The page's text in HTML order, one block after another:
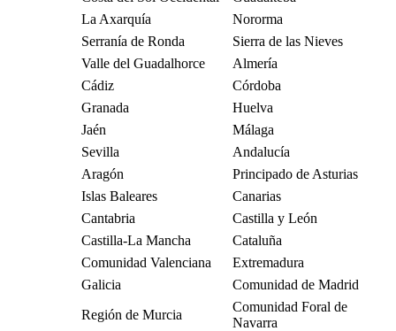
La Axarquía
Nororma
Serranía de Ronda
Sierra de las Nieves
Valle del Guadalhorce
Almería
Cádiz
Córdoba
Granada
Huelva
Jaén
Málaga
Sevilla
Andalucía
Aragón
Principado de Asturias
Islas Baleares
Canarias
Cantabria
Castilla y León
Castilla-La Mancha
Cataluña
Comunidad Valenciana
Extremadura
Galicia
Comunidad de Madrid
Región de Murcia
Comunidad Foral de
Navarra